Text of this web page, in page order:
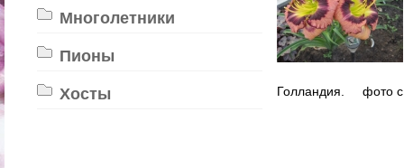
Многолетники
Пионы
Хосты Голландия. фото